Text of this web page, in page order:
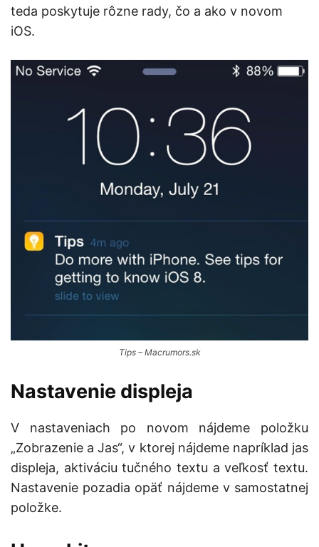
teda poskytuje rôzne rady, čo a ako v novom
iOS.
Tips – Macrumors.sk
Nastavenie displeja
V nastaveniach po novom nájdeme položku
„Zobrazenie a Jas“, v ktorej nájdeme napríklad jas
displeja, aktiváciu tučného textu a veľkosť textu.
Nastavenie pozadia opäť nájdeme v samostatnej
položke.